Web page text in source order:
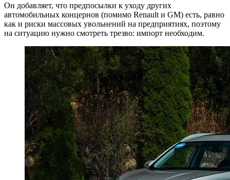
Он добавляет, что предпосылки к уходу других
автомобильных концернов (помимо Renault и GM) есть, равно
как и риски массовых увольнений на предприятиях, поэтому
на ситуацию нужно смотреть трезво: импорт необходим.